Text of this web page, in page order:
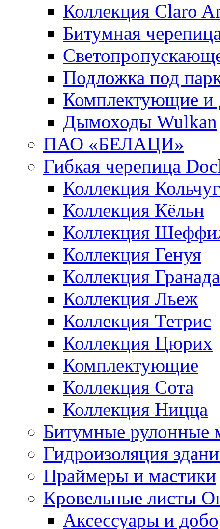
Коллекция Claro
Битумная
Подложка под
Комплектующие и
Дымоходы Wulkan
ПАО «БЕЛАЦИ»
Гибкая черепица
Коллекция
Коллекция Кёльн
Коллекция
Коллекция Генуя
Коллекция Гранада
Коллекция Льеж
Коллекция Тетрис
Коллекция Цюрих
Комплектующие
Коллекция Сота
Коллекция Ницца
Битумные рулонные
Гидроизоляция
Праймеры и мастики
Кровельные листы
Аксессуары и